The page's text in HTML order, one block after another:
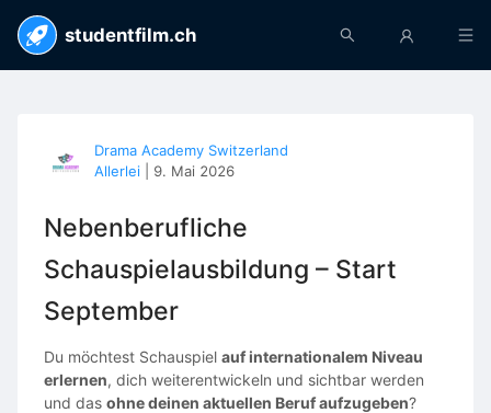
studentfilm.ch
Drama Academy Switzerland
Allerlei
9. Mai 2026
Nebenberufliche
Schauspielausbildung – Start
September
Du möchtest Schauspiel auf internationalem Niveau
erlernen, dich weiterentwickeln und sichtbar werden
und das ohne deinen aktuellen Beruf aufzugeben?